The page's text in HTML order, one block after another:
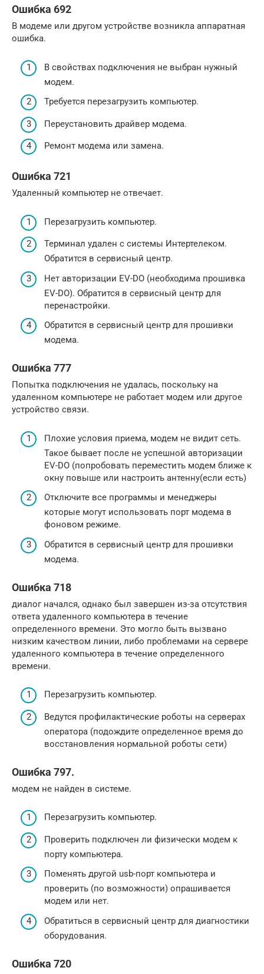
Ошибка 692
В модеме или другом устройстве возникла аппаратная
ошибка.
В свойствах подключения не выбран нужный
модем.
Требуется перезагрузить компьютер.
Переустановить драйвер модема.
Ремонт модема или замена.
Ошибка 721
Удаленный компьютер не отвечает.
Перезагрузить компьютер.
Терминал удален с системы Интертелеком.
Обратится в сервисный центр.
Нет авторизации EV-DO (необходима прошивка
EV-DO). Обратится в сервисный центр для
перенастройки.
Обратится в сервисный центр для прошивки
модема.
Ошибка 777
Попытка подключения не удалась, поскольку на
удаленном компьютере не работает модем или другое
устройство связи.
Плохие условия приема, модем не видит сеть.
Такое бывает после не успешной авторизации
EV-DO (попробовать переместить модем ближе к
окну повыше или настроить антенну(если есть)
Отключите все программы и менеджеры
которые могут использовать порт модема в
фоновом режиме.
Обратится в сервисный центр для прошивки
модема.
Ошибка 718
диалог начался, однако был завершен из-за отсутствия
ответа удаленного компьютера в течение
определенного времени. Это могло быть вызвано
низким качеством линии, либо проблемами на сервере
удаленного компьютера в течение определенного
времени.
Перезагрузить компьютер.
Ведутся профилактические роботы на серверах
оператора (подождите определенное время до
восстановления нормальной роботы сети)
Ошибка 797.
модем не найден в системе.
Перезагрузить компьютер.
Проверить подключен ли физически модем к
порту компьютера.
Поменять другой usb-порт компьютера и
проверить (по возможности) опрашивается
модем или нет.
Обратиться в сервисный центр для диагностики
оборудования.
Ошибка 720